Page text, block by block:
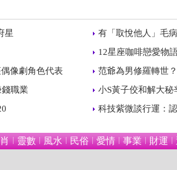
星
像劇角色代表
職業
有「取悅他人」毛
12星座咖啡戀愛物
范爺為男修羅轉世？
小S黃子佼和解大秘
科技紫微談行運：認
靈數 風水 民俗 愛情 事業 財運